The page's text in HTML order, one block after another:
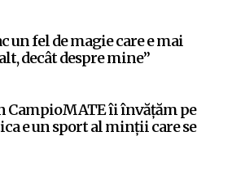
un fel de magie care e mai
decât despre mine”
CampioMATE îi învățăm pe
e un sport al minții care se